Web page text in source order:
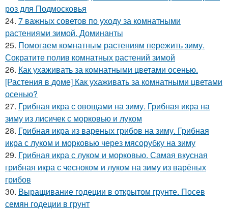
роз для Подмосковья
24. 7 важных советов по уходу за комнатными
растениями зимой. Доминанты
25. Помогаем комнатным растениям пережить зиму.
Сократите полив комнатных растений зимой
26. Как ухаживать за комнатными цветами осенью.
[Растения в доме] Как ухаживать за комнатными цветами
осенью?
27. Грибная икра с овощами на зиму. Грибная икра на
зиму из лисичек с морковью и луком
28. Грибная икра из вареных грибов на зиму. Грибная
икра с луком и морковью через мясорубку на зиму
29. Грибная икра с луком и морковью. Самая вкусная
грибная икра с чесноком и луком на зиму из варёных
грибов
30. Выращивание годеции в открытом грунте. Посев
семян годеции в грунт